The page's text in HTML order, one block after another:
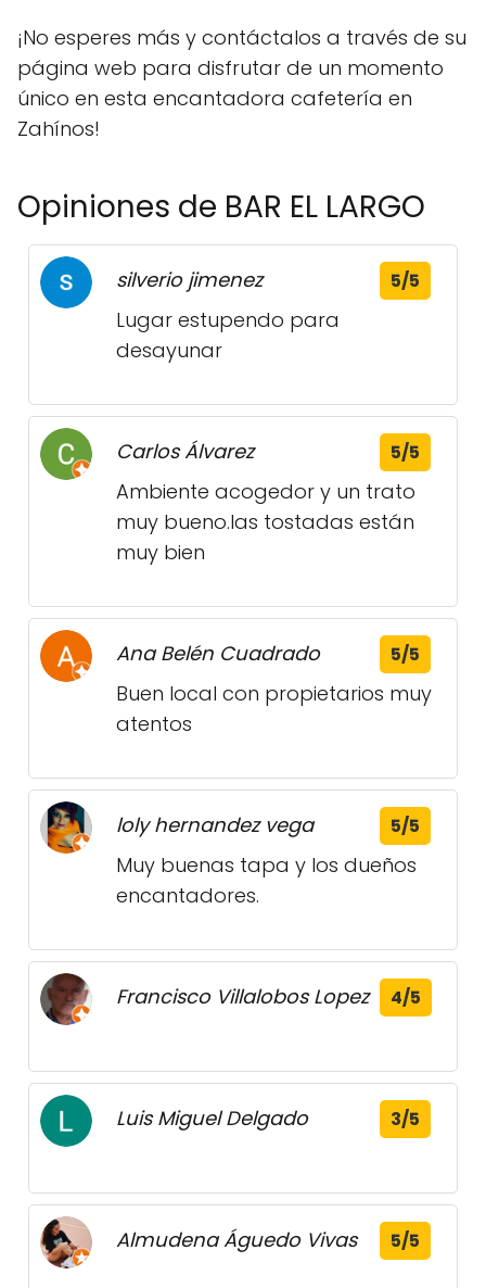
¡No esperes más y contáctalos a través de su
página web para disfrutar de un momento
único en esta encantadora cafetería en
Zahínos!
Opiniones de BAR EL LARGO
silverio jimenez 5/5
Lugar estupendo para
desayunar
Carlos Álvarez 5/5
Ambiente acogedor y un trato
muy bueno.las tostadas están
muy bien
Ana Belén Cuadrado 5/5
Buen local con propietarios muy
atentos
loly hernandez vega 5/5
Muy buenas tapa y los dueños
encantadores.
Francisco Villalobos Lopez 4/5
Luis Miguel Delgado 3/5
Almudena Águedo Vivas 5/5